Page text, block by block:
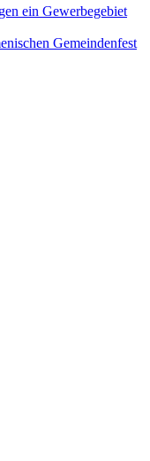
ein Gewerbegebiet
Gemeindenfest